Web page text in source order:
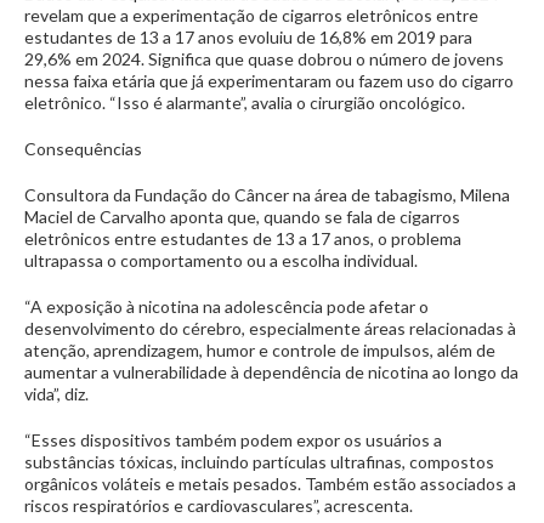
revelam que a experimentação de cigarros eletrônicos entre
estudantes de 13 a 17 anos evoluiu de 16,8% em 2019 para
29,6% em 2024. Significa que quase dobrou o número de jovens
nessa faixa etária que já experimentaram ou fazem uso do cigarro
eletrônico. “Isso é alarmante”, avalia o cirurgião oncológico.
Consequências
Consultora da Fundação do Câncer na área de tabagismo, Milena
Maciel de Carvalho aponta que, quando se fala de cigarros
eletrônicos entre estudantes de 13 a 17 anos, o problema
ultrapassa o comportamento ou a escolha individual.
“A exposição à nicotina na adolescência pode afetar o
desenvolvimento do cérebro, especialmente áreas relacionadas à
atenção, aprendizagem, humor e controle de impulsos, além de
aumentar a vulnerabilidade à dependência de nicotina ao longo da
vida”, diz.
“Esses dispositivos também podem expor os usuários a
substâncias tóxicas, incluindo partículas ultrafinas, compostos
orgânicos voláteis e metais pesados. Também estão associados a
riscos respiratórios e cardiovasculares”, acrescenta.